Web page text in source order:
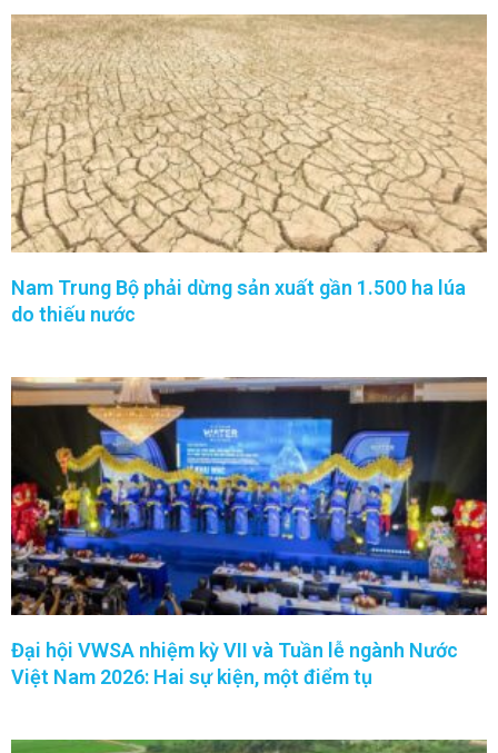
Nam Trung Bộ phải dừng sản xuất gần 1.500 ha lúa
do thiếu nước
Đại hội VWSA nhiệm kỳ VII và Tuần lễ ngành Nước
Việt Nam 2026: Hai sự kiện, một điểm tụ